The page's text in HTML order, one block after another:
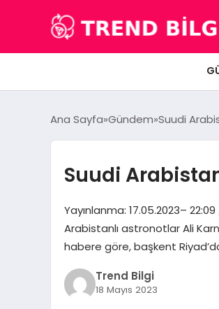
Ana Sayfa Gündem Suudi
Suudi
Yayınlanma: 17.05.2023–
Arabistanlı astronotlar Ali
habere göre, başkent
Trend Bilgi
18 Mayıs 2023